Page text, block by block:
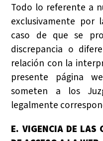
Todo lo referente a
exclusivamente por
caso de que se
discrepancia o
relación con la
presente página
someten a los
legalmente
E. VIGENCIA DE LAS